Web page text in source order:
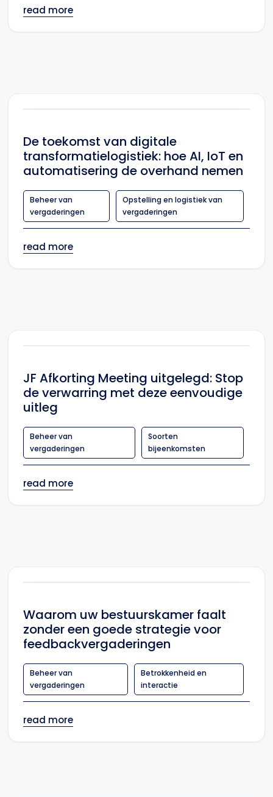
read more
De toekomst van digitale
transformatielogistiek: hoe AI, IoT en
automatisering de overhand nemen
Beheer van
vergaderingen
Opstelling en logistiek van
vergaderingen
read more
JF Afkorting Meeting uitgelegd: Stop
de verwarring met deze eenvoudige
uitleg
Beheer van
vergaderingen
Soorten
bijeenkomsten
read more
Waarom uw bestuurskamer faalt
zonder een goede strategie voor
feedbackvergaderingen
Beheer van
vergaderingen
Betrokkenheid en
interactie
read more